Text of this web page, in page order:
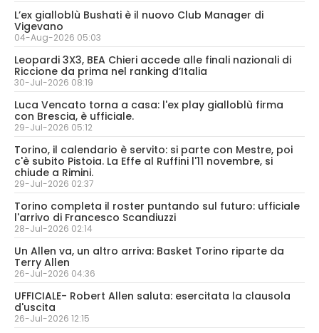
L’ex gialloblù Bushati è il nuovo Club Manager di
Vigevano
04-Aug-2026 05:03
Leopardi 3X3, BEA Chieri accede alle finali nazionali di
Riccione da prima nel ranking d’Italia
30-Jul-2026 08:19
Luca Vencato torna a casa: l'ex play gialloblù firma
con Brescia, è ufficiale.
29-Jul-2026 05:12
Torino, il calendario è servito: si parte con Mestre, poi
c'è subito Pistoia. La Effe al Ruffini l'11 novembre, si
chiude a Rimini.
29-Jul-2026 02:37
Torino completa il roster puntando sul futuro: ufficiale
l'arrivo di Francesco Scandiuzzi
28-Jul-2026 02:14
Un Allen va, un altro arriva: Basket Torino riparte da
Terry Allen
26-Jul-2026 04:36
UFFICIALE- Robert Allen saluta: esercitata la clausola
d'uscita
26-Jul-2026 12:15